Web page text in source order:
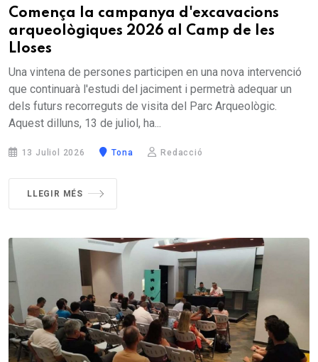
Comença la campanya d'excavacions
arqueològiques 2026 al Camp de les
Lloses
Una vintena de persones participen en una nova intervenció
que continuarà l'estudi del jaciment i permetrà adequar un
dels futurs recorreguts de visita del Parc Arqueològic.
Aquest dilluns, 13 de juliol, ha...
13 Juliol 2026 Tona Redacció
LLEGIR MÉS